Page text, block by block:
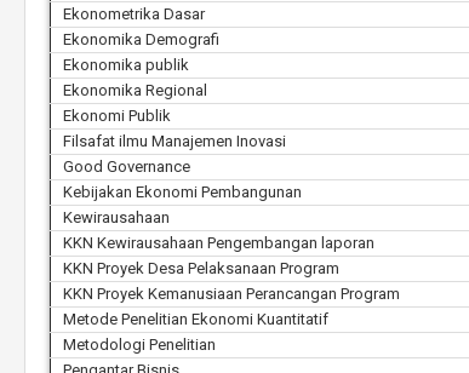
Ekonometrika Dasar
Ekonomika Demografi
Ekonomika publik
Ekonomika Regional
Ekonomi Publik
Filsafat ilmu Manajemen Inovasi
Good Governance
Kebijakan Ekonomi Pembangunan
Kewirausahaan
KKN Kewirausahaan Pengembangan laporan
KKN Proyek Desa Pelaksanaan Program
KKN Proyek Kemanusiaan Perancangan Program
Metode Penelitian Ekonomi Kuantitatif
Metodologi Penelitian